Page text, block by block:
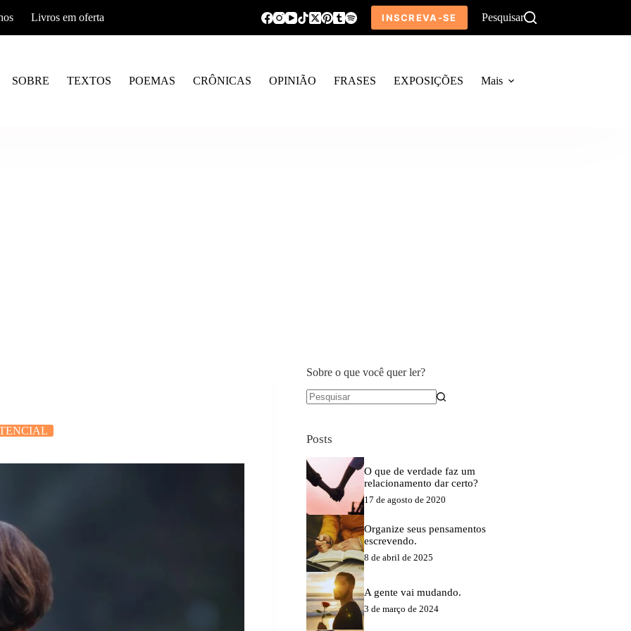
Livros em oferta INSCREVA-SE Pesquisar
SOBRE TEXTOS POEMAS CRÔNICAS OPINIÃO FRASES EXPOSIÇÕES Mais
Sobre o que você quer ler?
Posts
O que de verdade faz um
relacionamento dar certo?
17 de agosto de 2020
Organize seus pensamentos
escrevendo.
8 de abril de 2025
A gente vai mudando.
3 de março de 2024